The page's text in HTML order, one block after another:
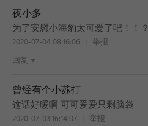
BEST
夜小多
为了安慰小海豹太可爱了吧！！？
2020-07-04 08:16:06
举报
回复
曾经有个小苏打
这话好暖啊 可可爱爱只剩脑袋
2020-07-03 16:14:07
举报